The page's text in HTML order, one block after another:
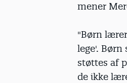
mener
"Børn
lege'. Børn
støttes af
de ikke